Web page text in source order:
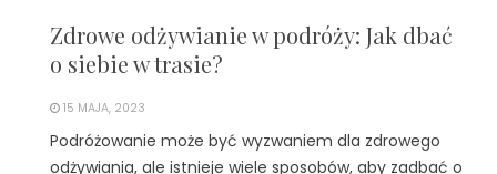
Zdrowe odżywianie w podróży: Jak dbać
o siebie w trasie?
15 MAJA, 2023
Podróżowanie może być wyzwaniem dla zdrowego
odżywiania, ale istnieje wiele sposobów, aby zadbać o